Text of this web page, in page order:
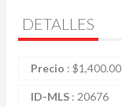
DETALLES
Precio : $1,400.00
ID-MLS : 20676